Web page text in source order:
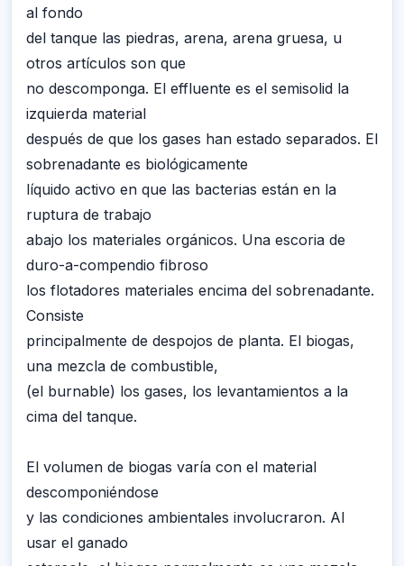
al fondo
del tanque las piedras, arena, arena gruesa, u
otros artículos son que
no descomponga. El effluente es el semisolid la
izquierda material
después de que los gases han estado separados. El
sobrenadante es biológicamente
líquido activo en que las bacterias están en la
ruptura de trabajo
abajo los materiales orgánicos. Una escoria de
duro-a-compendio fibroso
los flotadores materiales encima del sobrenadante.
Consiste
principalmente de despojos de planta. El biogas,
una mezcla de combustible,
(el burnable) los gases, los levantamientos a la
cima del tanque.
El volumen de biogas varía con el material
descomponiéndose
y las condiciones ambientales involucraron. Al
usar el ganado